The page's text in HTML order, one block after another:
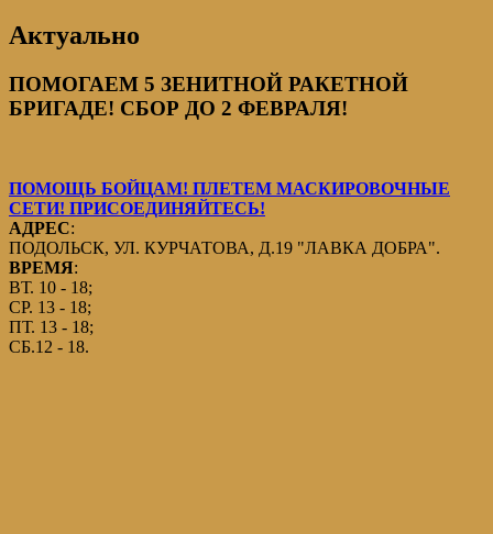
Актуально
ПОМОГАЕМ 5 ЗЕНИТНОЙ РАКЕТНОЙ
БРИГАДЕ! СБОР ДО 2 ФЕВРАЛЯ!
ПОМОЩЬ БОЙЦАМ! ПЛЕТЕМ МАСКИРОВОЧНЫЕ
СЕТИ! ПРИСОЕДИНЯЙТЕСЬ!
АДРЕС:
ПОДОЛЬСК, УЛ. КУРЧАТОВА, Д.19 "ЛАВКА ДОБРА".
ВРЕМЯ:
ВТ. 10 - 18;
СР. 13 - 18;
ПТ. 13 - 18;
СБ.12 - 18.